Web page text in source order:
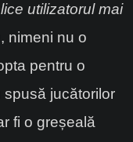
utilizatorul mai
nimeni nu o
pentru o
jucătorilor
fi o greșeală